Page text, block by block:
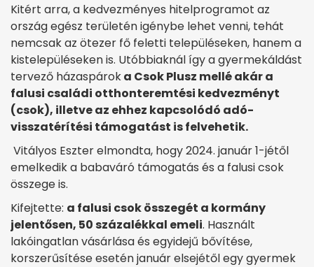
Kitért arra, a kedvezményes hitelprogramot az
ország egész területén igénybe lehet venni, tehát
nemcsak az ötezer fő feletti településeken, hanem a
kistelepüléseken is. Utóbbiaknál így a gyermekáldást
tervező házaspároka Csok Plusz mellé akár a
falusi családi otthonteremtési kedvezményt
(csok), illetve az ehhez kapcsolódó adó-
visszatérítési támogatást is felvehetik.
Vitályos Eszter elmondta, hogy 2024. január 1-jétől
emelkedik a babaváró támogatás és a falusi csok
összege is.
Kifejtette: a falusi csok összegét a kormány
jelentősen, 50 százalékkal emeli. Használt
lakóingatlan vásárlása és egyidejű bővítése,
korszerűsítése esetén január elsejétől egy gyermek